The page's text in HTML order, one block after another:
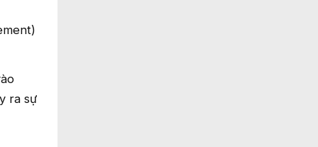
ra sự